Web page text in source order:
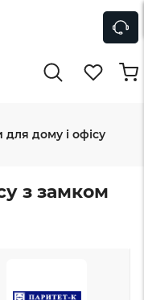
дому і офісу
з замком